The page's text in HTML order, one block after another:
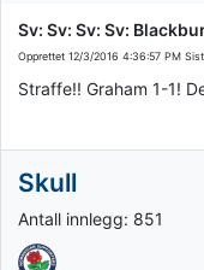
Sv: Sv: Sv: Sv:
Opprettet 12/3/2016 4:36:57 PM
Straffe!! Graham 1-1!
Skull
Antall innlegg: 851